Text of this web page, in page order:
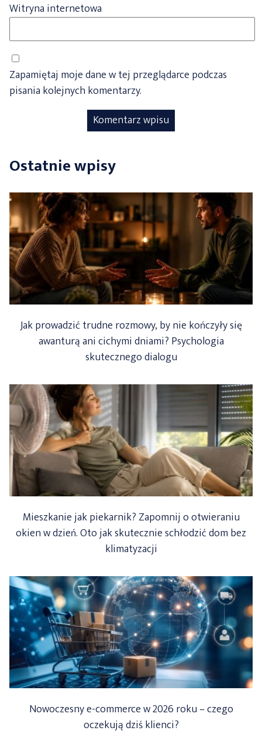
Witryna internetowa
Zapamiętaj moje dane w tej przeglądarce podczas
pisania kolejnych komentarzy.
Ostatnie wpisy
Jak prowadzić trudne rozmowy, by nie kończyły się
awanturą ani cichymi dniami? Psychologia
skutecznego dialogu
Mieszkanie jak piekarnik? Zapomnij o otwieraniu
okien w dzień. Oto jak skutecznie schłodzić dom bez
klimatyzacji
Nowoczesny e-commerce w 2026 roku – czego
oczekują dziś klienci?